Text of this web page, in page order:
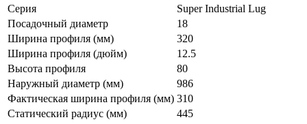
Серия
Super Industrial Lug
Посадочный диаметр
18
Ширина профиля (мм)
320
Ширина профиля (дюйм)
12.5
Высота профиля
80
Наружный диаметр (мм)
986
Фактическая ширина профиля (мм) 310
Статический радиус (мм)
445